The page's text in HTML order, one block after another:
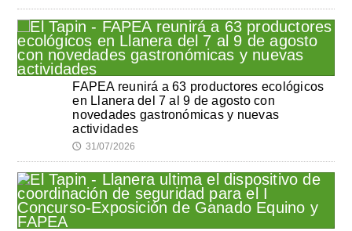
FAPEA reunirá a 63 productores ecológicos
en Llanera del 7 al 9 de agosto con
novedades gastronómicas y nuevas
actividades
🕔 31/07/2026